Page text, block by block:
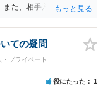
また、相手方の投稿した
投稿に使った回線の契約
ント情報開示の場合
されます。 また、された
ケースであり、数万円
あれば交渉して相手方
ての疑問
・プライベート
役にたった 1